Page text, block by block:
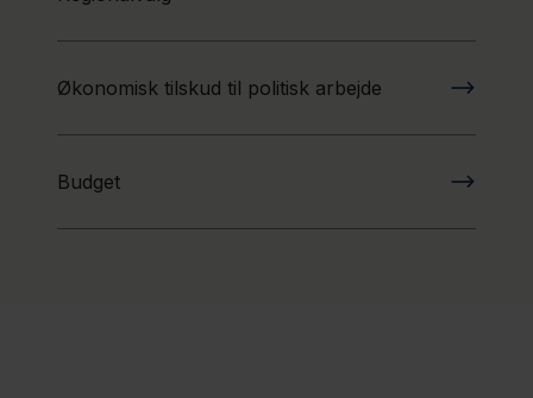
Økonomisk tilskud til politisk arbejde
Budget